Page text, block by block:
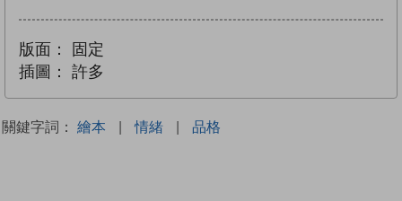
版面：
固定
插圖：
許多
關鍵字詞： 繪本 | 情緒 | 品格